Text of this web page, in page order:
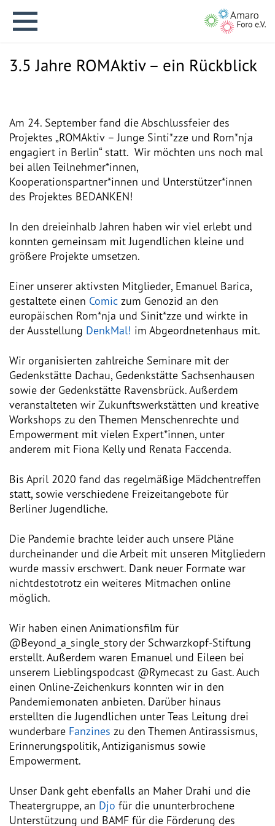
English version
Aktuelles
Vision
Vorstand
Team
Standorte
Dachorganisationen
Projekte
Stadt)
Bildungsangebote für
Leistungsbehörden und
Dokumentationsstelle
Antiziganismus – DOSTA
Internationale Jugendarbeit
Abgeschlossene Projekte
Materialien
Wissenswertes
Publikationen
Mediathek
Plakate
3.5 Jahre ROMAktiv – ein Rückblick
Am 24. September fand die Abschlussfeier des
Projektes „ROMAktiv – Junge Sinti*zze und Rom*nja
engagiert in Berlin“ statt. Wir möchten uns noch mal
bei allen Teilnehmer*innen,
Kooperationspartner*innen und Unterstützer*innen
des Projektes BEDANKEN!
In den dreieinhalb Jahren haben wir viel erlebt und
konnten gemeinsam mit Jugendlichen kleine und
größere Projekte umsetzen.
Einer unserer aktivsten Mitglieder, Emanuel Barica,
gestaltete einen Comic zum Genozid an den
europäischen Rom*nja und Sinit*zze und wirkte in
der Ausstellung DenkMal! im Abgeordnetenhaus mit.
Wir organisierten zahlreiche Seminare mit der
Gedenkstätte Dachau, Gedenkstätte Sachsenhausen
sowie der Gedenkstätte Ravensbrück. Außerdem
veranstalteten wir Zukunftswerkstätten und kreative
Workshops zu den Themen Menschenrechte und
Empowerment mit vielen Expert*innen, unter
anderem mit Fiona Kelly und Renata Faccenda.
Bis April 2020 fand das regelmäßige Mädchentreffen
statt, sowie verschiedene Freizeitangebote für
Berliner Jugendliche.
Die Pandemie brachte leider auch unsere Pläne
durcheinander und die Arbeit mit unseren Mitgliedern
wurde massiv erschwert. Dank neuer Formate war
nichtdestotrotz ein weiteres Mitmachen online
möglich.
Wir haben einen Animationsfilm für
@Beyond_a_single_story der Schwarzkopf-Stiftung
erstellt. Außerdem waren Emanuel und Eileen bei
unserem Lieblingspodcast @Rymecast zu Gast. Auch
einen Online-Zeichenkurs konnten wir in den
Pandemiemonaten anbieten. Darüber hinaus
erstellten die Jugendlichen unter Teas Leitung drei
wunderbare Fanzines zu den Themen Antirassismus,
Erinnerungspolitik, Antiziganismus sowie
Empowerment.
Unser Dank geht ebenfalls an Maher Drahi und die
Theatergruppe, an Djo für die ununterbrochene
Unterstützung und BAMF für die Förderung des